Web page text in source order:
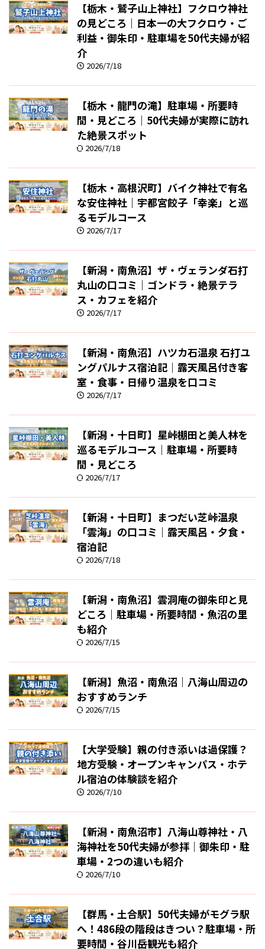
【栃木・鷲子山上神社】フクロウ神社
の見どころ｜日本一の大フクロウ・ご
利益・御朱印・駐車場を50代夫婦が紹
介
2026/7/18
【栃木・龍門の滝】駐車場・所要時
間・見どころ｜50代夫婦が実際に訪れ
た絶景スポット
2026/7/18
【栃木・高根沢町】バイク神社で有名
な安住神社｜宇都宮餃子「幸楽」と巡
るモデルコース
2026/7/17
【新潟・南魚沼】ザ・ヴェランダ石打
丸山の口コミ｜ゴンドラ・絶景テラ
ス・カフェを紹介
2026/7/17
【新潟・南魚沼】ハツカ石温泉 石打ユ
ングパルナス宿泊記｜露天風呂付き客
室・食事・日帰り温泉を口コミ
2026/7/17
【新潟・十日町】星峠棚田と美人林を
巡るモデルコース｜駐車場・所要時
間・見どころ
2026/7/17
【新潟・十日町】まつだい芝峠温泉
「雲海」の口コミ｜露天風呂・夕食・
宿泊記
2026/7/18
【新潟・南魚沼】雲洞庵の御朱印と見
どころ｜駐車場・所要時間・魚沼の里
も紹介
2026/7/15
【新潟】魚沼・南魚沼｜八海山周辺の
おすすめランチ
2026/7/15
【大学受験】親の付き添いは過保護？
地方受験・オープンキャンパス・ホテ
ル宿泊の体験談を紹介
2026/7/10
【新潟・南魚沼市】八海山尊神社・八
海神社を50代夫婦が参拝｜御朱印・駐
車場・2つの違いも紹介
2026/7/10
【群馬・土合駅】50代夫婦がモグラ駅
へ！486段の階段はきつい？駐車場・所
要時間・谷川岳観光も紹介